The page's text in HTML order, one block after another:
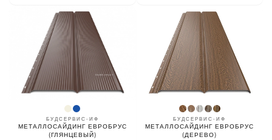
БУДСЕРВИС-ИФ
МЕТАЛЛОСАЙДИНГ ЕВРОБРУС
(ГЛЯНЦЕВЫЙ)
БУДСЕРВИС-ИФ
МЕТАЛЛОСАЙДИНГ ЕВРОБРУС
(ДЕРЕВО)